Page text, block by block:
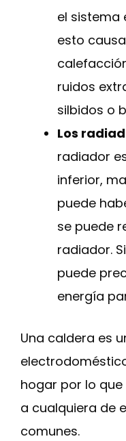
el sistema
esto
ruidos
silbidos o
Los
radiador
inferior,
puede
se puede
radiador.
puede
energía
Una caldera es
hogar por lo
a cualquiera de
comunes.